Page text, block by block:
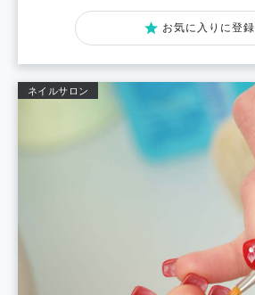
お気に入りに登録
ネイルサロン